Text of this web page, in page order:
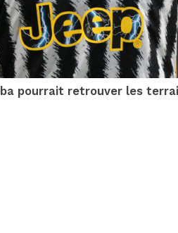
pourrait retrouver les